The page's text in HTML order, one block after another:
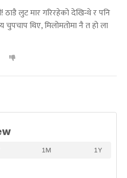
लुट मार गरिरहेको देखिन्थे र पनि
चुपचाप थिए, मिलोमतोमा नै त हो ला